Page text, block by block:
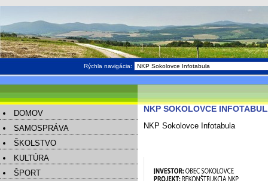
Rýchla navigácia:
DOMOV
SAMOSPRÁVA
ŠKOLSTVO
KULTÚRA
ŠPORT
NKP SOKOLOVCE
NKP Sokolovce Infotabula